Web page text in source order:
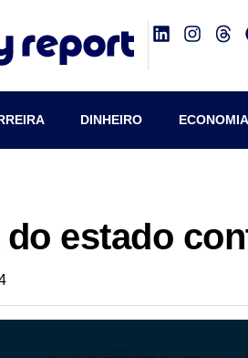
DINHEIRO ECONOMIA
estado